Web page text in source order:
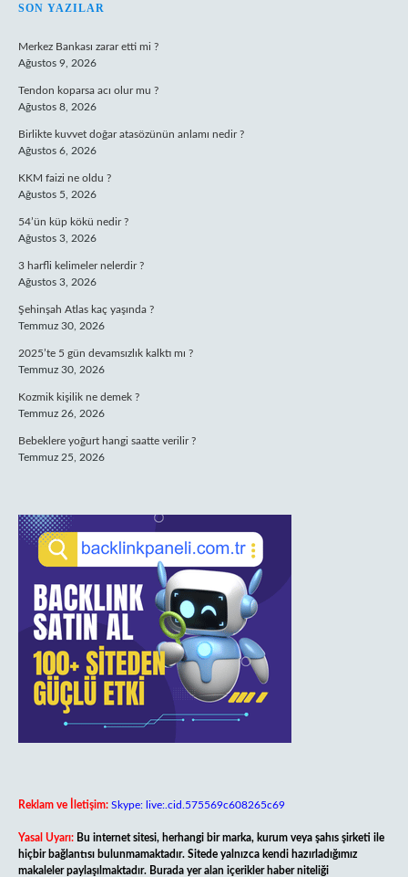
SIDEBAR
SON YAZILAR
Merkez Bankası zarar etti mi ?
Ağustos 9, 2026
Tendon koparsa acı olur mu ?
Ağustos 8, 2026
Birlikte kuvvet doğar atasözünün anlamı nedir ?
Ağustos 6, 2026
KKM faizi ne oldu ?
Ağustos 5, 2026
54’ün küp kökü nedir ?
Ağustos 3, 2026
3 harfli kelimeler nelerdir ?
Ağustos 3, 2026
Şehinşah Atlas kaç yaşında ?
Temmuz 30, 2026
2025’te 5 gün devamsızlık kalktı mı ?
Temmuz 30, 2026
Kozmik kişilik ne demek ?
Temmuz 26, 2026
Bebeklere yoğurt hangi saatte verilir ?
Temmuz 25, 2026
Reklam ve İletişim: Skype: live:.cid.575569c608265c69
Yasal Uyarı: Bu internet sitesi, herhangi bir marka, kurum veya şahıs şirketi ile
hiçbir bağlantısı bulunmamaktadır. Sitede yalnızca kendi hazırladığımız
makaleler paylaşılmaktadır. Burada yer alan içerikler haber niteliği